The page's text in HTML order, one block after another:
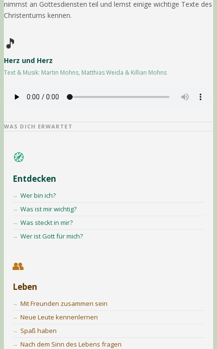
nimmst an Gottesdiensten teil und lernst einige wichtige Texte des
Christentums kennen.
🎵
Herz und Herz
Text & Musik: Martin Mohns, Matthias Weida & Killian Mohns
WAS DICH ERWARTET
🧭
Entdecken
Wer bin ich?
Was ist mir wichtig?
Was steckt in mir?
Wer ist Gott für mich?
👥
Leben
Mit Freunden zusammen sein
Neue Leute kennenlernen
Spaß haben
Nach dem Sinn des Lebens fragen